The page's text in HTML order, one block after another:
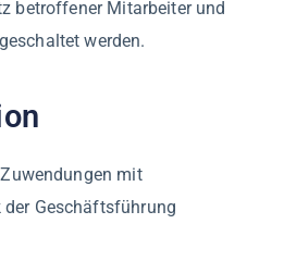
betroffener Mitarbeiter und
werden.
mit
der Geschäftsführung